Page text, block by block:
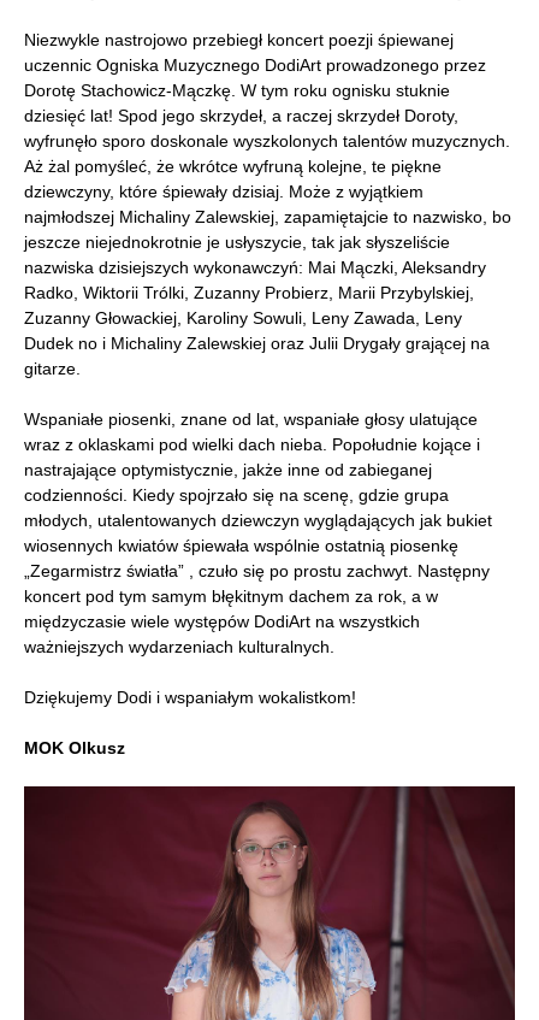
Niezwykle nastrojowo przebiegł koncert poezji śpiewanej
uczennic Ogniska Muzycznego DodiArt prowadzonego przez
Dorotę Stachowicz-Mączkę. W tym roku ognisku stuknie
dziesięć lat! Spod jego skrzydeł, a raczej skrzydeł Doroty,
wyfrunęło sporo doskonale wyszkolonych talentów muzycznych.
Aż żal pomyśleć, że wkrótce wyfruną kolejne, te piękne
dziewczyny, które śpiewały dzisiaj. Może z wyjątkiem
najmłodszej Michaliny Zalewskiej, zapamiętajcie to nazwisko, bo
jeszcze niejednokrotnie je usłyszycie, tak jak słyszeliście
nazwiska dzisiejszych wykonawczyń: Mai Mączki, Aleksandry
Radko, Wiktorii Trólki, Zuzanny Probierz, Marii Przybylskiej,
Zuzanny Głowackiej, Karoliny Sowuli, Leny Zawada, Leny
Dudek no i Michaliny Zalewskiej oraz Julii Drygały grającej na
gitarze.
Wspaniałe piosenki, znane od lat, wspaniałe głosy ulatujące
wraz z oklaskami pod wielki dach nieba. Popołudnie kojące i
nastrajające optymistycznie, jakże inne od zabieganej
codzienności. Kiedy spojrzało się na scenę, gdzie grupa
młodych, utalentowanych dziewczyn wyglądających jak bukiet
wiosennych kwiatów śpiewała wspólnie ostatnią piosenkę
„Zegarmistrz światła” , czuło się po prostu zachwyt. Następny
koncert pod tym samym błękitnym dachem za rok, a w
międzyczasie wiele występów DodiArt na wszystkich
ważniejszych wydarzeniach kulturalnych.
Dziękujemy Dodi i wspaniałym wokalistkom!
MOK Olkusz